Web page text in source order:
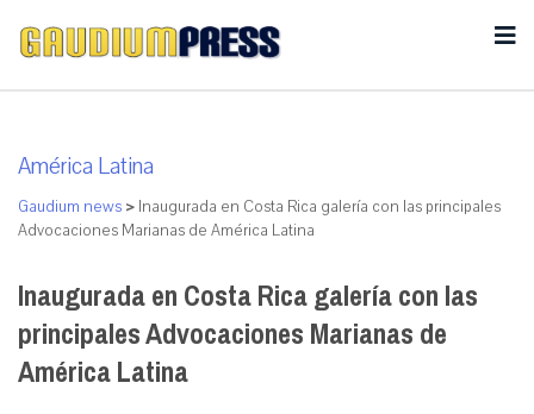
América Latina
Gaudium news > Inaugurada en Costa Rica galería con las principales
Advocaciones Marianas de América Latina
Inaugurada en Costa Rica galería con las
principales Advocaciones Marianas de
América Latina